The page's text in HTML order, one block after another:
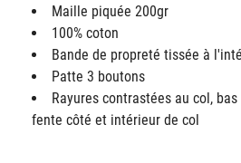
Maille piquée 200gr
100% coton
Bande de propreté tissée à
Patte 3 boutons
Rayures contrastées au col,
fente côté et intérieur de col